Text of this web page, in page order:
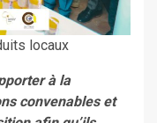
locaux
à la
convenables et